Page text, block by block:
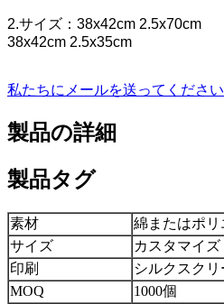
2.サイズ：38x42cm 2.5x70cm
38x42cm 2.5x35cm
私たちにメールを送ってください
製品の詳細
製品タグ
素材
綿またはポ
サイズ
カスタマイズ
印刷
シルクスク
MOQ
1000個